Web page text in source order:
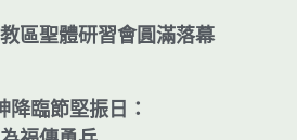
區聖體研習會圓滿落幕
臨節堅振日：